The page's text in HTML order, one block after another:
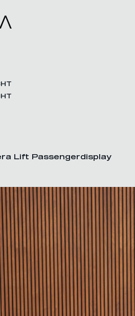
Lift Passengerdisplay